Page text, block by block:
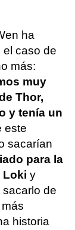
ha
el caso de
más:
muy
Thor,
y tenía un
este
sacarían
para la
Loki y
de
historia